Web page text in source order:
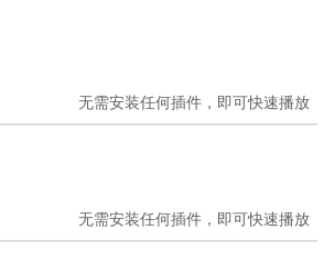
无需安装任何插件，即可快速播放
无需安装任何插件，即可快速播放